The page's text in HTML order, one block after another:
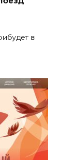
в